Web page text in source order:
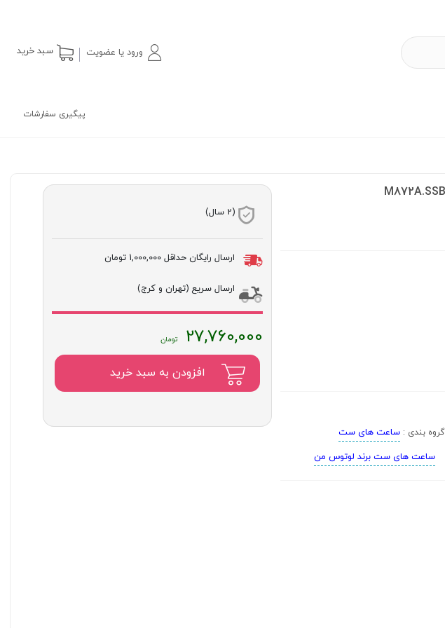
ورود یا عضویت سبد خرید
پیگیری سفارشات
گروه بندی :ساعت های ست
ساعت های ست برند لوتوس من
(2 سال)
ارسال رایگان حداقل 1,000,000 تومان
ارسال سریع (تهران و کرج)
27,760,000
افزودن به سبد خرید